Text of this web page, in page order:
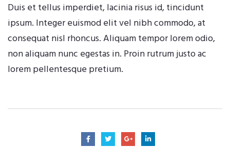
Duis et tellus imperdiet, lacinia risus id, tincidunt
ipsum. Integer euismod elit vel nibh commodo, at
consequat nisl rhoncus. Aliquam tempor lorem odio,
non aliquam nunc egestas in. Proin rutrum justo ac
lorem pellentesque pretium.